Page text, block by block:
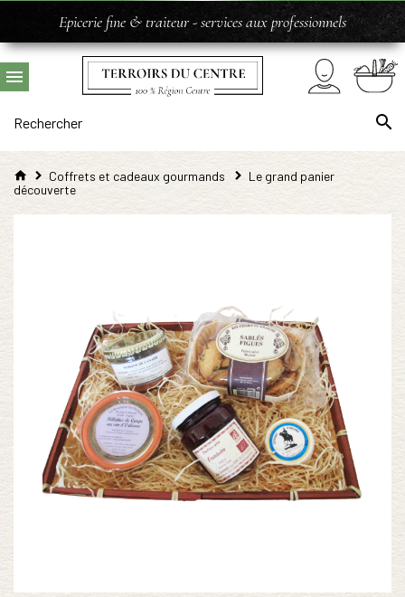
Epicerie fine & traiteur - services aux professionnels
Coffrets et cadeaux gourmands
Le grand panier
découverte